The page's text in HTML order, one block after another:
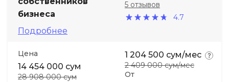
бизнеса
Подробнее
4.7
5 отзывов
Цена
14 454 000 сум
28 908 000 сум
От
1 204 500 сум/мес
2 409 000 сум/мес